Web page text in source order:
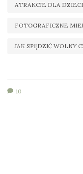
ATRAKCJE DLA DZIECI
FOTOGRAFICZNE
JAK SPĘDZIĆ WOLNY
10